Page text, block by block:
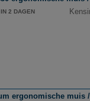
2 DAGEN
ergonomische